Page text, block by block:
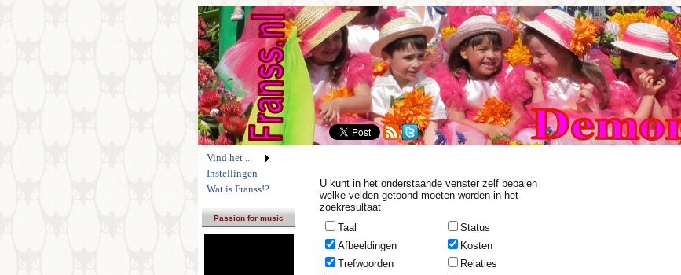
Vind het ...
Instellingen
Wat is Franss!?
Passion for music
U kunt in het onderstaande venster zelf bepalen
welke velden getoond moeten worden in het
zoekresultaat
Taal
Status
Afbeeldingen
Kosten
Trefwoorden
Relaties